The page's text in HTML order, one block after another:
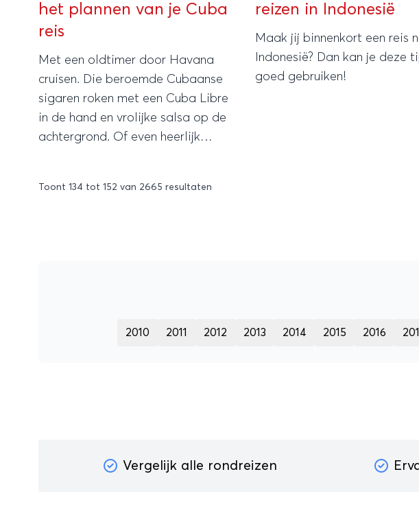
het plannen van je Cuba
reis
Met een oldtimer door Havana
cruisen. Die beroemde Cubaanse
sigaren roken met een Cuba Libre
in de hand en vrolijke salsa op de
achtergrond. Of even heerlijk
reizen in Indonesië
Maak jij binnenkort een reis
Indonesië? Dan kan je deze
goed gebruiken!
Toont 134 tot 152 van 2665 resultaten
2010 2011 2012 2013 2014 2015 2016
Vergelijk alle rondreizen